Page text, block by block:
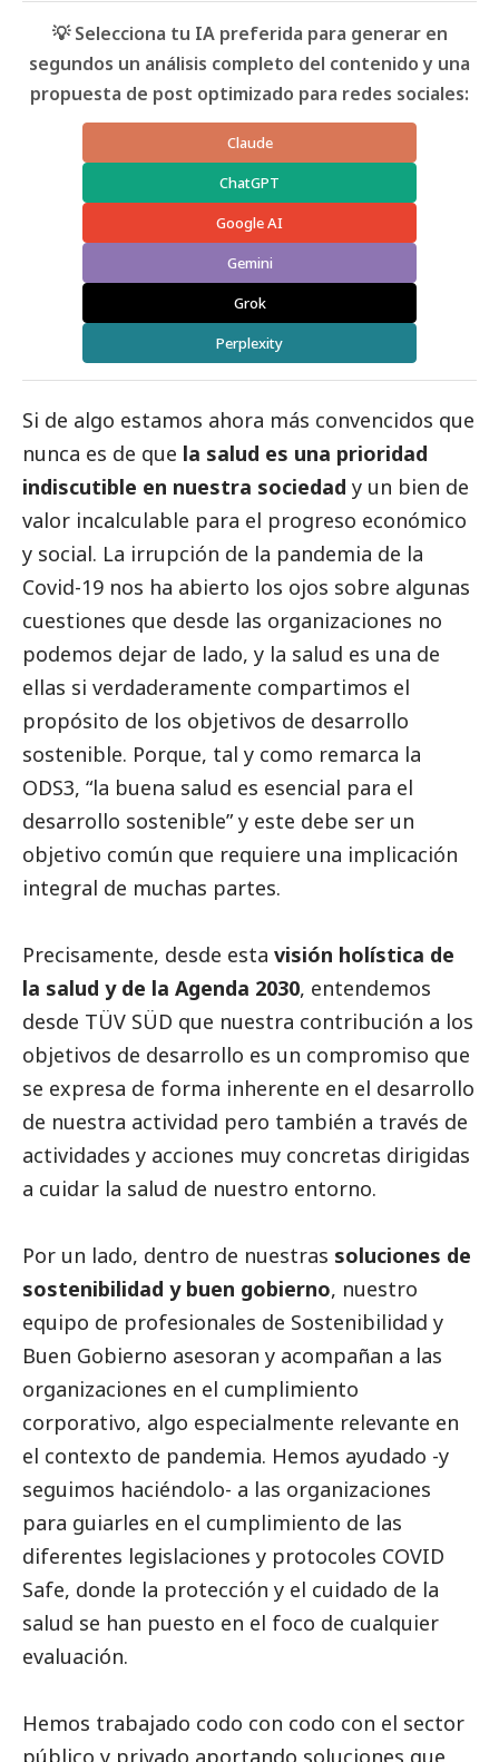
💡 Selecciona tu IA preferida para generar en
segundos un análisis completo del contenido y una
propuesta de post optimizado para redes sociales:
Claude
ChatGPT
Google AI
Gemini
Grok
Perplexity
Si de algo estamos ahora más convencidos que
nunca es de que la salud es una prioridad
indiscutible en nuestra sociedad y un bien de
valor incalculable para el progreso económico
y social. La irrupción de la pandemia de la
Covid-19 nos ha abierto los ojos sobre algunas
cuestiones que desde las organizaciones no
podemos dejar de lado, y la salud es una de
ellas si verdaderamente compartimos el
propósito de los objetivos de desarrollo
sostenible. Porque, tal y como remarca la
ODS3, “la buena salud es esencial para el
desarrollo sostenible” y este debe ser un
objetivo común que requiere una implicación
integral de muchas partes.
Precisamente, desde esta visión holística de
la salud y de la Agenda 2030, entendemos
desde TÜV SÜD que nuestra contribución a los
objetivos de desarrollo es un compromiso que
se expresa de forma inherente en el desarrollo
de nuestra actividad pero también a través de
actividades y acciones muy concretas dirigidas
a cuidar la salud de nuestro entorno.
Por un lado, dentro de nuestras soluciones de
sostenibilidad y buen gobierno, nuestro
equipo de profesionales de Sostenibilidad y
Buen Gobierno asesoran y acompañan a las
organizaciones en el cumplimiento
corporativo, algo especialmente relevante en
el contexto de pandemia. Hemos ayudado -y
seguimos haciéndolo- a las organizaciones
para guiarles en el cumplimiento de las
diferentes legislaciones y protocoles COVID
Safe, donde la protección y el cuidado de la
salud se han puesto en el foco de cualquier
evaluación.
Hemos trabajado codo con codo con el sector
público y privado aportando soluciones que